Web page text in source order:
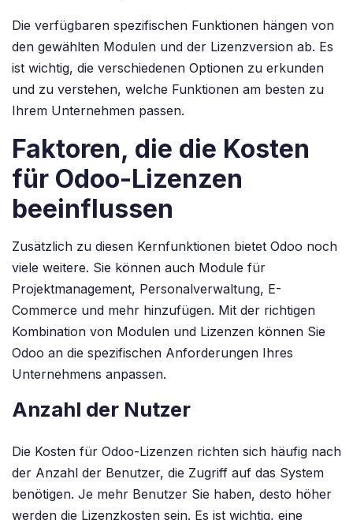
Die verfügbaren spezifischen Funktionen hängen von
den gewählten Modulen und der Lizenzversion ab. Es
ist wichtig, die verschiedenen Optionen zu erkunden
und zu verstehen, welche Funktionen am besten zu
Ihrem Unternehmen passen.
Faktoren, die die Kosten
für Odoo-Lizenzen
beeinflussen
Zusätzlich zu diesen Kernfunktionen bietet Odoo noch
viele weitere. Sie können auch Module für
Projektmanagement, Personalverwaltung, E-
Commerce und mehr hinzufügen. Mit der richtigen
Kombination von Modulen und Lizenzen können Sie
Odoo an die spezifischen Anforderungen Ihres
Unternehmens anpassen.
Anzahl der Nutzer
Die Kosten für Odoo-Lizenzen richten sich häufig nach
der Anzahl der Benutzer, die Zugriff auf das System
benötigen. Je mehr Benutzer Sie haben, desto höher
werden die Lizenzkosten sein. Es ist wichtig, eine